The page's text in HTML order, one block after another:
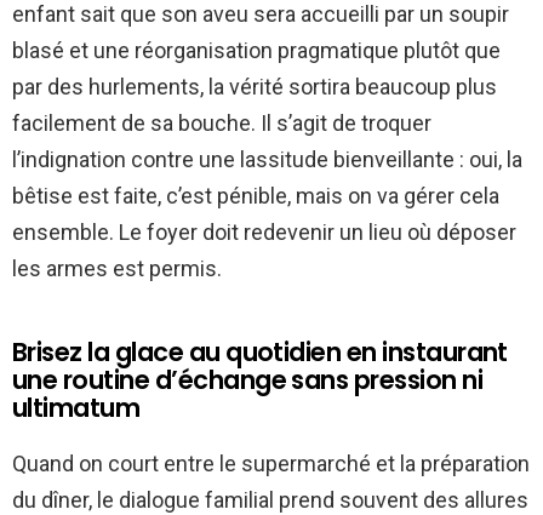
enfant sait que son aveu sera accueilli par un soupir
blasé et une réorganisation pragmatique plutôt que
par des hurlements, la vérité sortira beaucoup plus
facilement de sa bouche. Il s’agit de troquer
l’indignation contre une lassitude bienveillante : oui, la
bêtise est faite, c’est pénible, mais on va gérer cela
ensemble. Le foyer doit redevenir un lieu où déposer
les armes est permis.
Brisez la glace au quotidien en instaurant
une routine d’échange sans pression ni
ultimatum
Quand on court entre le supermarché et la préparation
du dîner, le dialogue familial prend souvent des allures